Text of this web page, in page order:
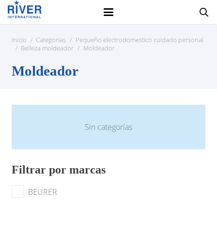
Inicio / Categorias / Pequeño electrodomestico cuidado personal
/ Belleza moldeador / Moldeador
Moldeador
Sin categorías
Filtrar por marcas
BEURER